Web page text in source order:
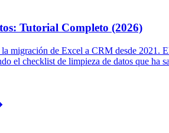
Tutorial Completo (2026)
migración de Excel a CRM desde
el checklist de limpieza de datos que ha